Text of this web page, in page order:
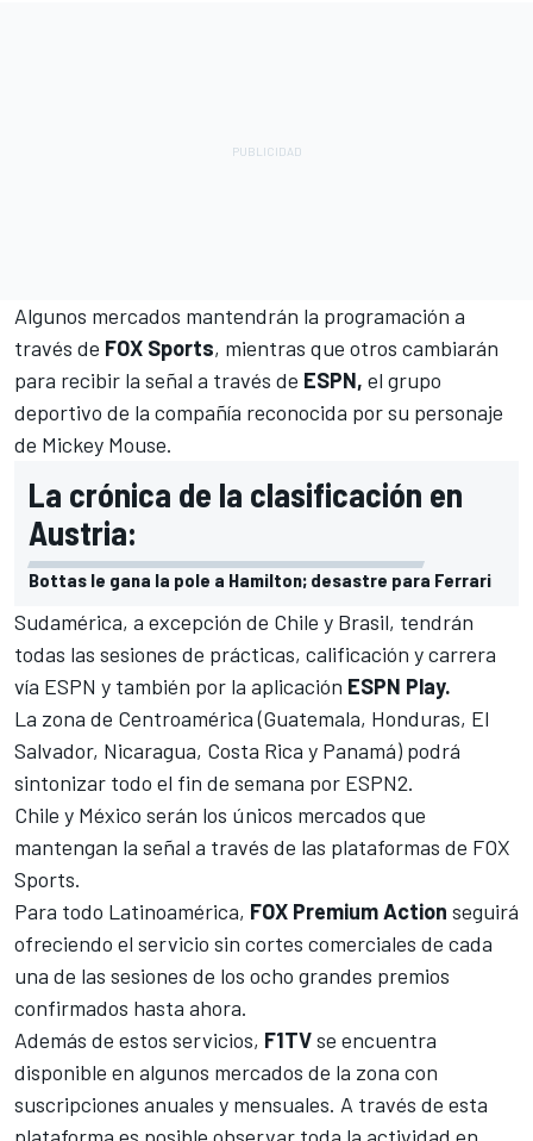
Algunos mercados mantendrán la programación a
través de FOX Sports, mientras que otros cambiarán
para recibir la señal a través de ESPN, el grupo
deportivo de la compañía reconocida por su personaje
de Mickey Mouse.
La crónica de la clasificación en
Austria:
Bottas le gana la pole a Hamilton; desastre para Ferrari
Sudamérica, a excepción de Chile y Brasil, tendrán
todas las sesiones de prácticas, calificación y carrera
vía ESPN y también por la aplicación ESPN Play.
La zona de Centroamérica (Guatemala, Honduras, El
Salvador, Nicaragua, Costa Rica y Panamá) podrá
sintonizar todo el fin de semana por ESPN2.
Chile y México serán los únicos mercados que
mantengan la señal a través de las plataformas de FOX
Sports.
Para todo Latinoamérica, FOX Premium Action seguirá
ofreciendo el servicio sin cortes comerciales de cada
una de las sesiones de los ocho grandes premios
confirmados hasta ahora.
Además de estos servicios, F1TVse encuentra
disponible en algunos mercados de la zona con
suscripciones anuales y mensuales. A través de esta